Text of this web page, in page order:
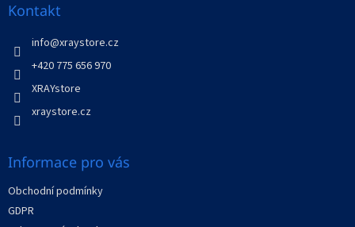
Kontakt
info@xraystore.cz
+420 775 656 970
XRAYstore
xraystore.cz
Informace pro vás
Obchodní podmínky
GDPR